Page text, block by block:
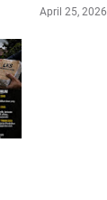
April 25, 2026